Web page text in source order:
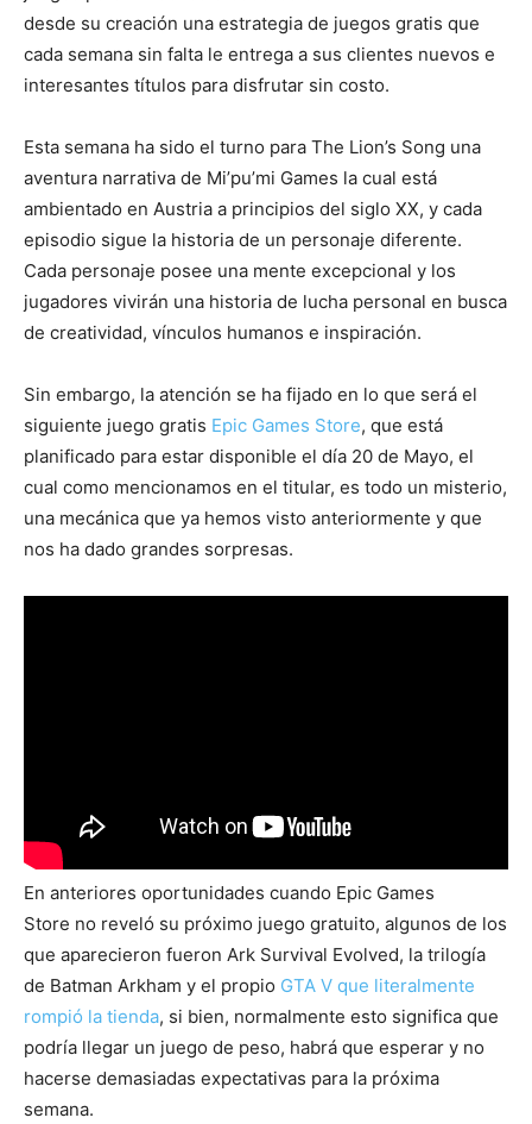
desde su creación una estrategia de juegos gratis que
cada semana sin falta le entrega a sus clientes nuevos e
interesantes títulos para disfrutar sin costo.
Esta semana ha sido el turno para The Lion’s Song una
aventura narrativa de Mi’pu’mi Games la cual está
ambientado en Austria a principios del siglo XX, y cada
episodio sigue la historia de un personaje diferente.
Cada personaje posee una mente excepcional y los
jugadores vivirán una historia de lucha personal en busca
de creatividad, vínculos humanos e inspiración.
Sin embargo, la atención se ha fijado en lo que será el
siguiente juego gratis Epic Games Store, que está
planificado para estar disponible el día 20 de Mayo, el
cual como mencionamos en el titular, es todo un misterio,
una mecánica que ya hemos visto anteriormente y que
nos ha dado grandes sorpresas.
En anteriores oportunidades cuando Epic Games
Store no reveló su próximo juego gratuito, algunos de los
que aparecieron fueron Ark Survival Evolved, la trilogía
de Batman Arkham y el propio GTA V que literalmente
rompió la tienda, si bien, normalmente esto significa que
podría llegar un juego de peso, habrá que esperar y no
hacerse demasiadas expectativas para la próxima
semana.